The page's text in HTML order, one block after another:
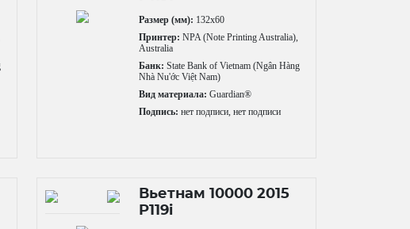
Размер (мм): 132x60
Принтер: NPA (Note Printing Australia),
Australia
Банк: State Bank of Vietnam (Ngân Hàng
Nhà Nu'ớc Việt Nam)
Вид материала: Guardian®
Подпись: нет подписи, нет подписи
Вьетнам 10000 2015
P119i